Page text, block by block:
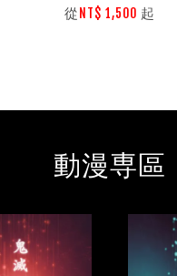
從 NT$ 1,500 起
動漫専區